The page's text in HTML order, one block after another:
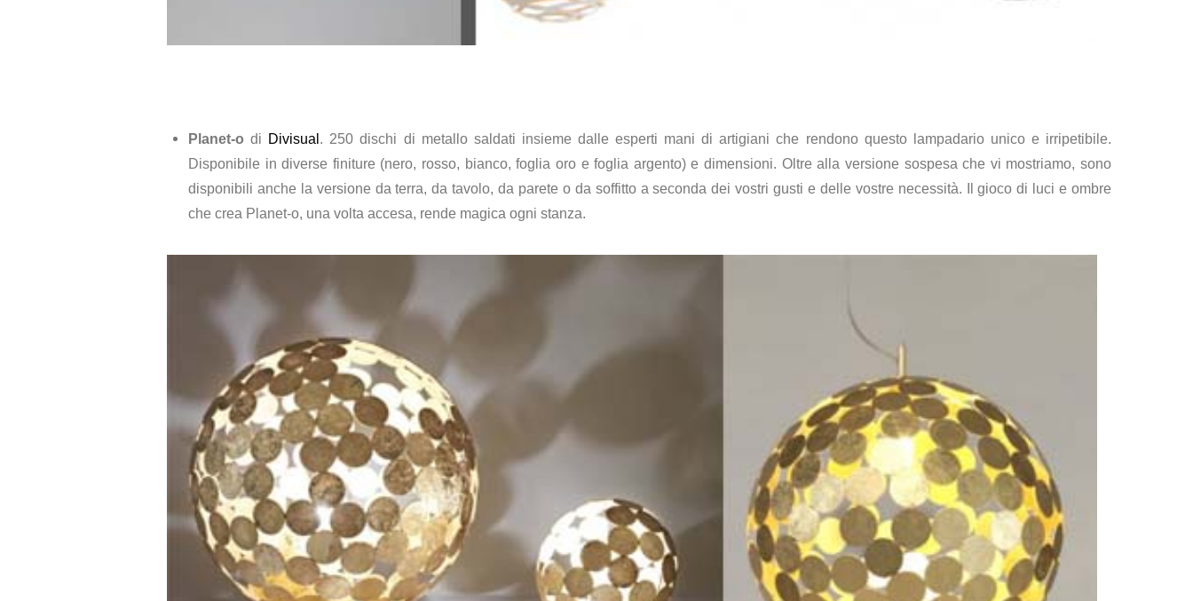
Planet-o di Divisual . 250 dischi di metallo saldati insieme dalle esperti mani di artigiani che rendono questo lampadario unico e irripetibile.
Disponibile in diverse finiture (nero, rosso, bianco, foglia oro e foglia argento) e dimensioni. Oltre alla versione sospesa che vi mostriamo, sono
disponibili anche la versione da terra, da tavolo, da parete o da soffitto a seconda dei vostri gusti e delle vostre necessità. Il gioco di luci e ombre
che crea Planet-o, una volta accesa, rende magica ogni stanza.